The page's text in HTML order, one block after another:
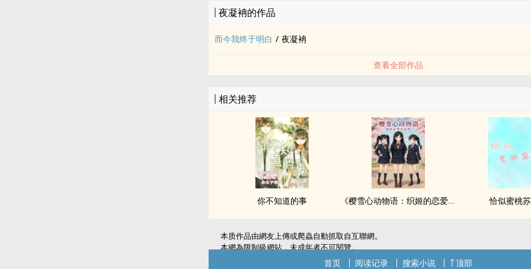
夜凝袡的作品
而今我终于明白 / 夜凝袡
查看全部作品
相关推荐
你不知道的事 《樱雪心动物语：织姬的恋爱启程》 恰似蜜桃
本质作品由網友上傳或爬蟲自動抓取自互聯網。
本網為限制級網站，未成年者不可閱覽。
如無意中侵犯了您的權利，敬請聯系我們。
首页 阅读记录 搜索小说 顶部